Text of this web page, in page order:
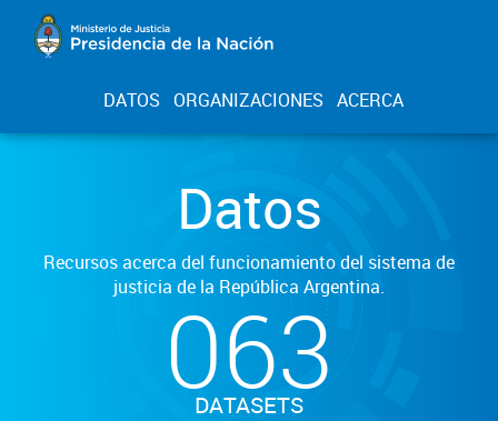
DATOS ORGANIZACIONES ACERCA
Datos
Recursos acerca del funcionamiento del sistema de
justicia de la República Argentina.
063
DATASETS